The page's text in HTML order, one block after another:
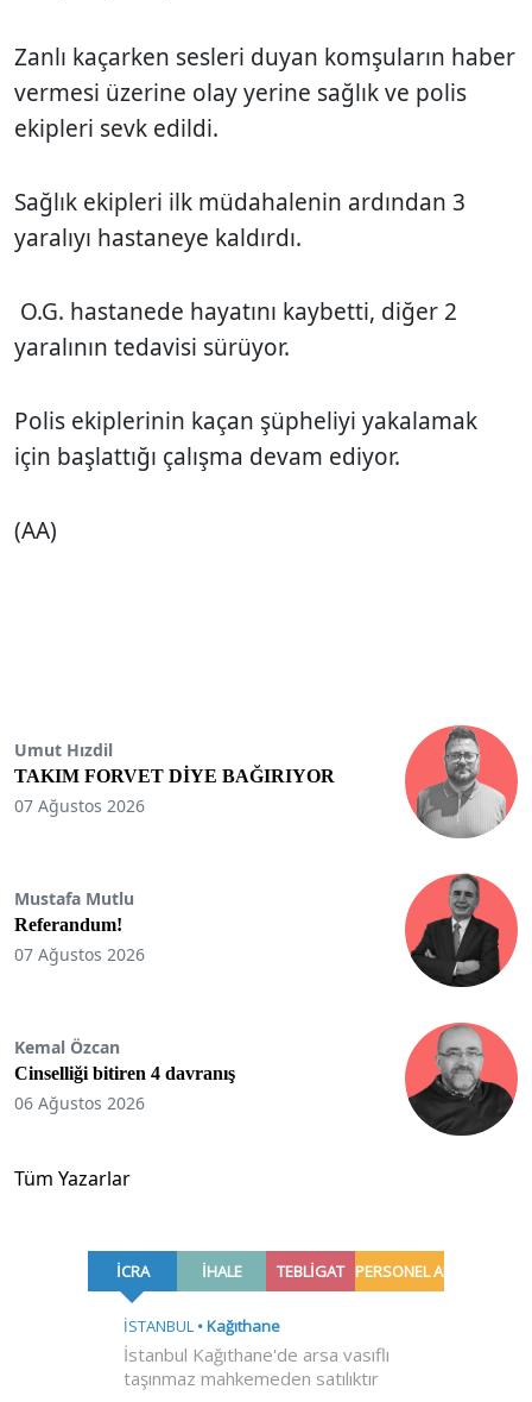
Zanlı kaçarken sesleri duyan komşuların haber
vermesi üzerine olay yerine sağlık ve polis
ekipleri sevk edildi.
Sağlık ekipleri ilk müdahalenin ardından 3
yaralıyı hastaneye kaldırdı.
O.G. hastanede hayatını kaybetti, diğer 2
yaralının tedavisi sürüyor.
Polis ekiplerinin kaçan şüpheliyi yakalamak
için başlattığı çalışma devam ediyor.
(AA)
Umut Hızdil
TAKIM FORVET DİYE BAĞIRIYOR
07 Ağustos 2026
Mustafa Mutlu
Referandum!
07 Ağustos 2026
Kemal Özcan
Cinselliği bitiren 4 davranış
06 Ağustos 2026
Tüm Yazarlar